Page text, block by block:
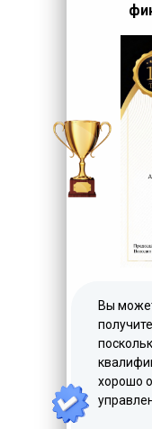
Вы
получите
хорошо